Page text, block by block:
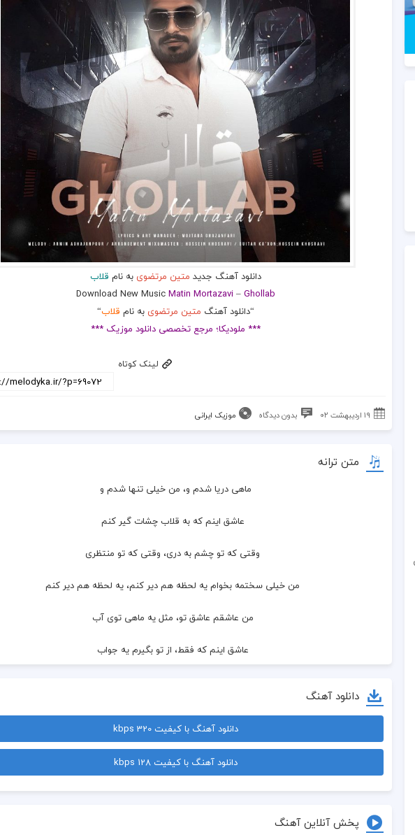
دانلود آهنگ جدید متین مرتضوی به نام قلاب
Download New MusicMatin Mortazavi–Ghollab
“دانلود آهنگ متین مرتضوی به نام قلاب“
*** ملودیکا؛ مرجع تخصصی دانلود موزیک ***
لینک کوتاه
۱۹ اردیبهشت ۰۲ بدون دیدگاه موزیک ایرانی
متن ترانه
ماهی دریا شدم و، من خیلی تنها شدم و
  عاشق اینم که به قلاب چشات گیر کنم
  وقتی که تو چشم به دری، وقتی که تو منتظری
  من خیلی سختمه بخوام یه لحظه هم دیر کنم، یه لحظه هم دیر کنم
  من عاشقم عاشق تو، مثل یه ماهی توی آب
  عاشق اینم که فقط، از تو بگیرم یه جواب
  این شال قرمزت گلم،  خیلی به صورتت میاد
  ساحل تنهایی من، غرقه تو اقیانوس تو،
  برای شب نشینی من، لازم دارم فانوستو
دانلود آهنگ
دانلود آهنگ با کیفیت 320 kbps
دانلود آهنگ با کیفیت 128 kbps
پخش آنلاین آهنگ